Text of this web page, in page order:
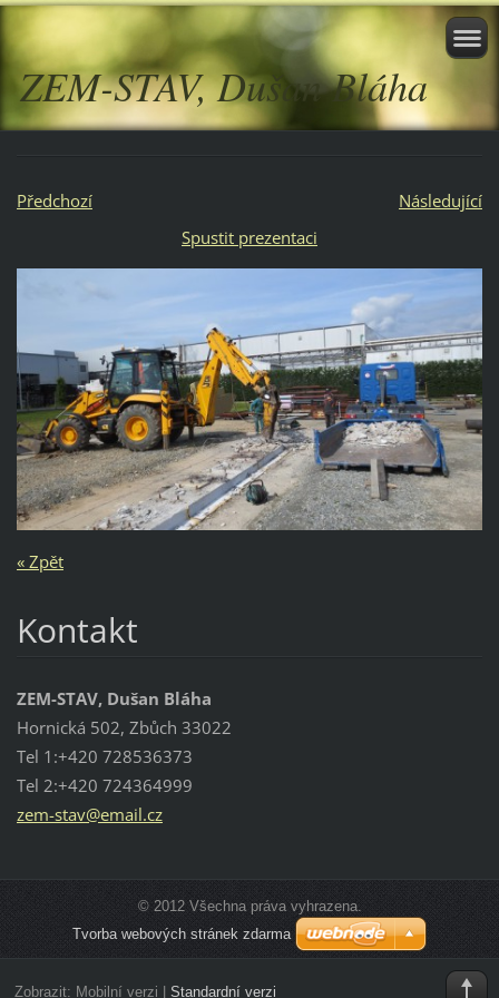
ZEM-STAV, Dušan Bláha
Předchozí
Následující
Spustit prezentaci
« Zpět
Kontakt
ZEM-STAV, Dušan Bláha
Hornická 502, Zbůch 33022
Tel 1:+420 728536373
Tel 2:+420 724364999
zem-stav@email.cz
© 2012 Všechna práva vyhrazena.
Tvorba webových stránek zdarma
Zobrazit: Mobilní verzi Standardní verzi